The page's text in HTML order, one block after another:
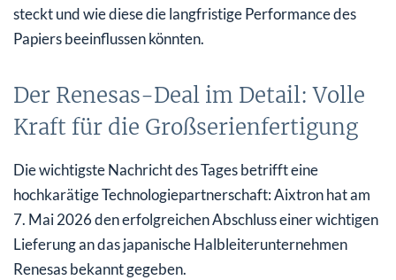
steckt und wie diese die langfristige Performance des
Papiers beeinflussen könnten.
Der Renesas-Deal im Detail: Volle
Kraft für die Großserienfertigung
Die wichtigste Nachricht des Tages betrifft eine
hochkarätige Technologiepartnerschaft: Aixtron hat am
7. Mai 2026 den erfolgreichen Abschluss einer wichtigen
Lieferung an das japanische Halbleiterunternehmen
Renesas bekannt gegeben.